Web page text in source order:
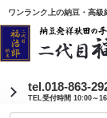
ワンランク上の納豆・高
tel.018-863-
TEL受付時間 10:00～